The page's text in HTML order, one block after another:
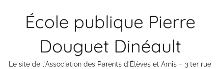
École publique Pierre
Douguet Dinéault
Le site de l'Association des Parents d'Élèves et Amis – 3 ter rue